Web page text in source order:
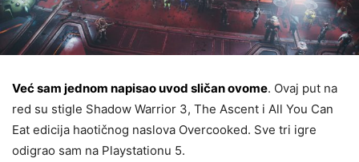
Već sam jednom napisao uvod sličan ovome. Ovaj put na
red su stigle Shadow Warrior 3, The Ascent i All You Can
Eat edicija haotičnog naslova Overcooked. Sve tri igre
odigrao sam na Playstationu 5.